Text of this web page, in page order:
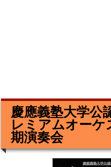
慶應義塾大学公
レミアムオーケ
期演奏会